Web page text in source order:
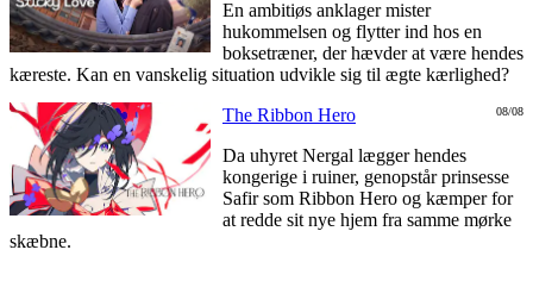
En ambitiøs anklager mister
hukommelsen og flytter ind hos en
boksetræner, der hævder at være hendes
kæreste. Kan en vanskelig situation udvikle sig til ægte kærlighed?
08/08
The Ribbon Hero
Da uhyret Nergal lægger hendes
kongerige i ruiner, genopstår prinsesse
Safir som Ribbon Hero og kæmper for
at redde sit nye hjem fra samme mørke
skæbne.